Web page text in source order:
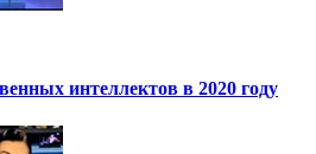
интеллектов в 2020 году